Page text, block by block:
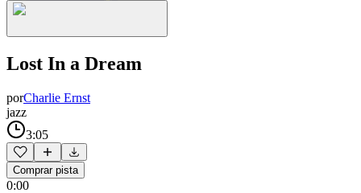
Lost In a Dream
porCharlie Ernst
jazz
3:05
Comprar pista
0:00